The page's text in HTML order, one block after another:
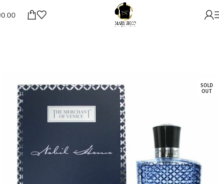
0.00
SOLD
OUT